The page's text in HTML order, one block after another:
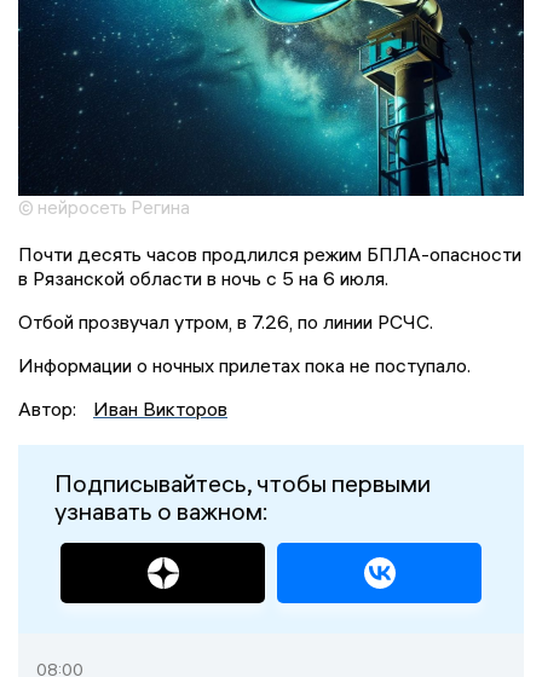
© нейросеть Регина
Почти десять часов продлился режим БПЛА-опасности
в Рязанской области в ночь с 5 на 6 июля.
Отбой прозвучал утром, в 7.26, по линии РСЧС.
Информации о ночных прилетах пока не поступало.
Автор:
Иван Викторов
Подписывайтесь, чтобы первыми
узнавать о важном:
08:00